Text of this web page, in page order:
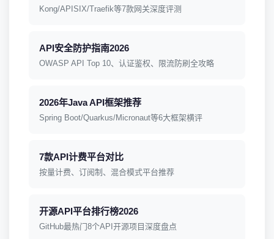
Kong/APISIX/Traefik等7款网关深度评测
API安全防护指南2026
OWASP API Top 10、认证鉴权、限流防刷全攻略
2026年Java API框架推荐
Spring Boot/Quarkus/Micronaut等6大框架横评
7款API计费平台对比
按量计费、订阅制、混合模式平台推荐
开源API平台排行榜2026
GitHub最热门8个API开源项目深度盘点